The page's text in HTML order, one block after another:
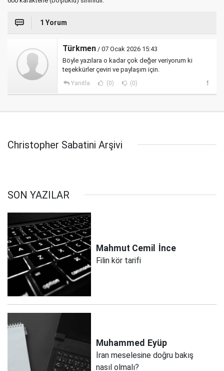
1 Yorum
Türkmen / 07 Ocak 2026 15:43
Böyle yazılara o kadar çok değer veriyorum ki
teşekkürler çeviri ve paylaşım için.
Yanıtla (0) (0)
Christopher Sabatini Arşivi
SON YAZILAR
Mahmut Cemil İnce
Filin kör tarifi
Muhammed Eyüp
İran meselesine doğru bakış
nasıl olmalı?